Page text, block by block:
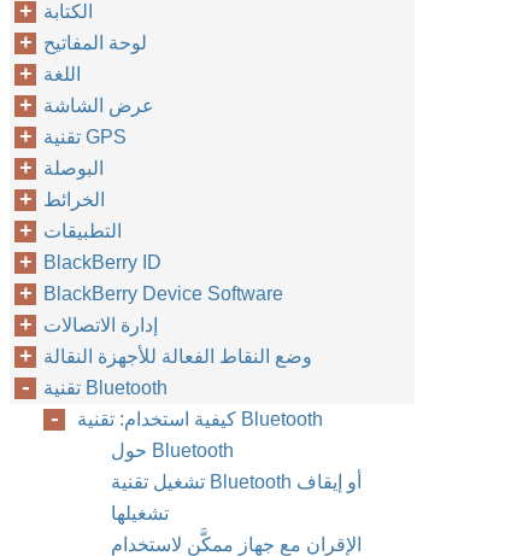
الكتابة
لوحة المفاتيح
اللغة
عرض الشاشة
تقنية GPS
البوصلة
الخرائط
التطبيقات
BlackBerry ID
BlackBerry Device Software
إدارة الاتصالات
وضع النقاط الفعالة للأجهزة النقالة
تقنية Bluetooth
كيفية استخدام: تقنية Bluetooth
حول Bluetooth
تشغيل تقنية Bluetooth أو إيقاف
تشغيلها
الإقران مع جهاز ممكَّن لاستخدام